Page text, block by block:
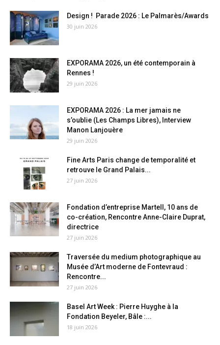
Design ! Parade 2026 : Le Palmarès/Awards
30 juin 2026
EXPORAMA 2026, un été contemporain à
Rennes !
29 juin 2026
EXPORAMA 2026 : La mer jamais ne
s’oublie (Les Champs Libres), Interview
Manon Lanjouère
29 juin 2026
Fine Arts Paris change de temporalité et
retrouve le Grand Palais...
27 juin 2026
Fondation d’entreprise Martell, 10 ans de
co-création, Rencontre Anne-Claire Duprat,
directrice
27 juin 2026
Traversée du medium photographique au
Musée d’Art moderne de Fontevraud :
Rencontre...
27 juin 2026
Basel Art Week : Pierre Huyghe à la
Fondation Beyeler, Bâle :...
18 juin 2026